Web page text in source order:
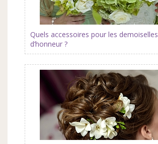
Quels accessoires pour les demoiselles
d’honneur ?